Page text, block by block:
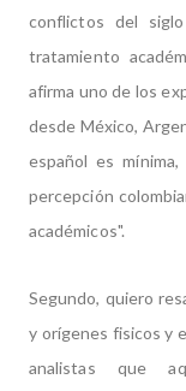
conflictos del
tratamiento
afirma uno de los
desde México,
español es
percepción
académicos".
Segundo, quiero
y orígenes fisicos y
analistas que